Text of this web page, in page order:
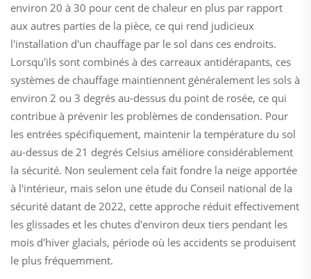
environ 20 à 30 pour cent de chaleur en plus par rapport
aux autres parties de la pièce, ce qui rend judicieux
l'installation d'un chauffage par le sol dans ces endroits.
Lorsqu'ils sont combinés à des carreaux antidérapants, ces
systèmes de chauffage maintiennent généralement les sols à
environ 2 ou 3 degrés au-dessus du point de rosée, ce qui
contribue à prévenir les problèmes de condensation. Pour
les entrées spécifiquement, maintenir la température du sol
au-dessus de 21 degrés Celsius améliore considérablement
la sécurité. Non seulement cela fait fondre la neige apportée
à l'intérieur, mais selon une étude du Conseil national de la
sécurité datant de 2022, cette approche réduit effectivement
les glissades et les chutes d'environ deux tiers pendant les
mois d'hiver glacials, période où les accidents se produisent
le plus fréquemment.